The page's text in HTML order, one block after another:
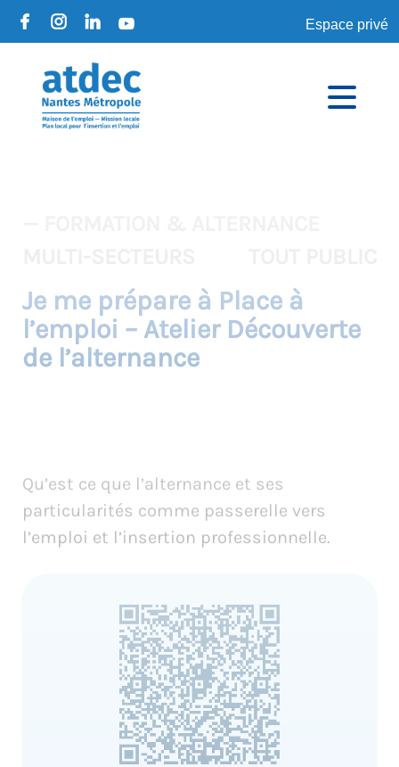
Espace privé
Je me prépare à Place à
l’emploi – Atelier Découverte
de l’alternance
Qu’est ce que l’alternance et ses
particularités comme passerelle vers
l’emploi et l’insertion professionnelle.